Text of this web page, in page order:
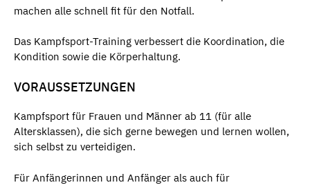
machen alle schnell fit für den Notfall.
Das Kampfsport-Training verbessert die Koordination, die
Kondition sowie die Körperhaltung.
VORAUSSETZUNGEN
Kampfsport für Frauen und Männer ab 11 (für alle
Altersklassen), die sich gerne bewegen und lernen wollen,
sich selbst zu verteidigen.
Für Anfängerinnen und Anfänger als auch für